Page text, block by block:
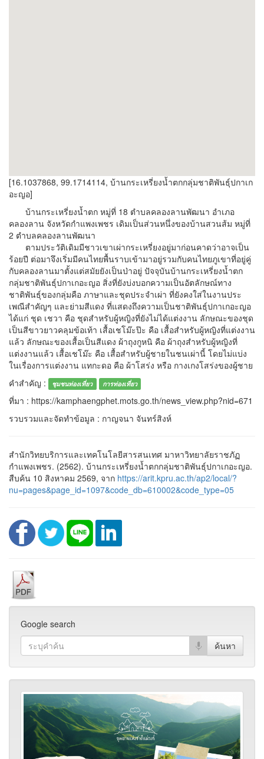
[16.1037868, 99.1714114, บ้านกระเหรี่ยงน้ำตกกลุ่มชาติพันธุ์ปกาเก
อะญอ]
บ้านกระเหรี่ยงน้ำตก หมู่ที่ 18 ตำบลคลองลานพัฒนา อำเภอ
คลองลาน จังหวัดกำแพงเพชร เดิมเป็นส่วนหนึ่งของบ้านสวนส้ม หมู่ที่
2 ตำบลคลองลานพัฒนา
ตามประวัติเดิมมีชาวเขาเผ่ากระเหรี่ยงอยู่มาก่อนคาดว่าอาจเป็น
ร้อยปี ต่อมาจึงเริ่มมีคนไทยพื้นราบเข้ามาอยู่รวมกับคนไทยภูเขาที่อยู่คู่
กับคลองลานมาตั้งแต่สมัยยังเป็นป่าอยู่ ปัจจุบันบ้านกระเหรี่ยงน้ำตก
กลุ่มชาติพันธุ์ปกาเกอะญอ สิ่งที่ยังบ่งบอกความเป็นอัตลักษณ์ทาง
ชาติพันธุ์ของกลุ่มคือ ภาษาและชุดประจำเผ่า ที่ยังคงใส่ในงานประ
เพณีสำคัญๆ และย่ามสีแดง ที่แสดงถึงความเป็นชาติพันธุ์ปกาเกอะญอ
ได้แก่ ชุด เชวา คือ ชุดสำหรับผู้หญิงที่ยังไม่ได้แต่งงาน ลักษณะของชุด
เป็นสีขาวยาวคลุมข้อเท้า เสื้อเชโม๊ะป๊ะ คือ เสื้อสำหรับผู้หญิงที่แต่งงาน
แล้ว ลักษณะของเสื้อเป็นสีแดง ผ้าถุงกูหนิ คือ ผ้าถุงสำหรับผู้หญิงที่
แต่งงานแล้ว เสื้อเชโม๊ะ คือ เสื้อสำหรับผู้ชายในชนเผ่านี้ โดยไม่แบ่ง
ในเรื่องการแต่งงาน แทกะดอ คือ ผ้าโสร่ง หรือ กางเกงโสร่งของผู้ชาย
คำสำคัญ :
ชุมชนท่องเที่ยว การท่องเที่ยว
ที่มา : https://kamphaengphet.mots.go.th/news_view.php?nid=671
รวบรวมและจัดทำข้อมูล : กาญจนา จันทร์สิงห์
สำนักวิทยบริการและเทคโนโลยีสารสนเทศ มาหาวิทยาลัยราชภัฏ
กำแพงเพชร. (2562). บ้านกระเหรี่ยงน้ำตกกลุ่มชาติพันธุ์ปกาเกอะญอ.
สืบค้น 10 สิงหาคม 2569, จาก https://arit.kpru.ac.th/ap2/local/?
nu=pages&page_id=1097&code_db=610002&code_type=05
Google search